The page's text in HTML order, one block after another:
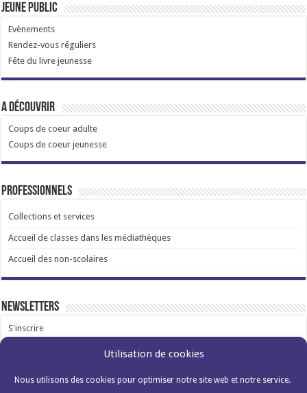
Utilisation de cookies
Nous utilisons des cookies pour optimiser notre site web et notre service.
Jeune public
Evènements
Rendez-vous réguliers
Fête du livre jeunesse
A découvrir
Coups de coeur adulte
Coups de coeur jeunesse
Professionnels
Collections et services
Accueil de classes dans les médiathèques
Accueil des non-scolaires
Newsletters
S'inscrire